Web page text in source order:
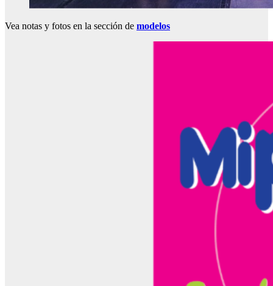
Vea notas y fotos en la sección de modelos